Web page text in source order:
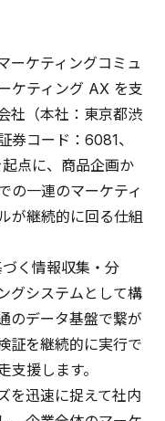
ーケティングコミュ
ケティング AX を支
社（本社：東京都渋
券コード：6081、
点に、商品企画か
の一連のマーケティ
が継続的に回る仕組
く情報収集・分
グシステムとして構
のデータ基盤で繋が
証を継続的に実行で
援します。
を迅速に捉えて社内